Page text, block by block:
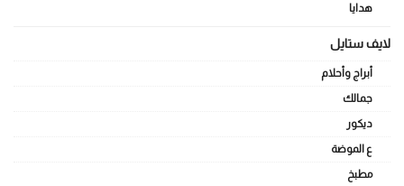
هدايا
لايف ستايل
أبراج وأحلام
جمالك
ديكور
ع الموضة
مطبخ